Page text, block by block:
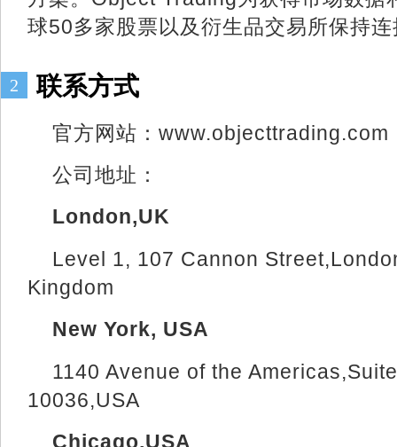
球50多家股票以及衍生品交易所保持
2 联系方式
官方网站：www.objecttrading.com
公司地址：
London,UK
Level 1, 107 Cannon
Kingdom
New York, USA
1140 Avenue of the
10036,USA
Chicago,USA